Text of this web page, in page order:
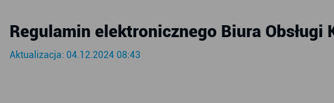
Regulamin elektronicznego Biura Obsługi
Aktualizacja: 04.12.2024 08:43